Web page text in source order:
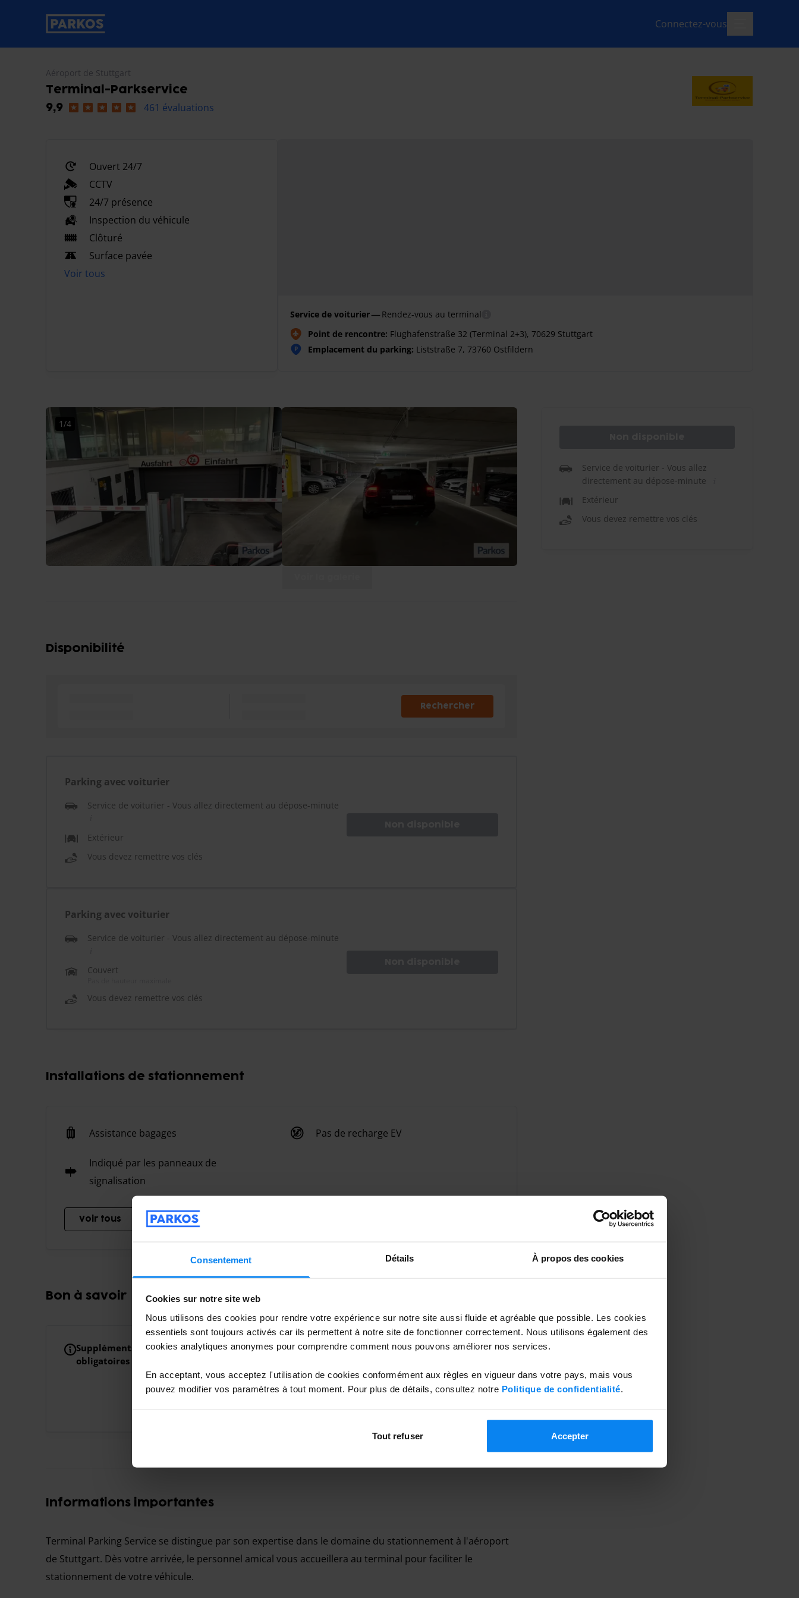
Consentement Détails À propos des cookies
Cookies sur notre site web
Nous utilisons des cookies pour rendre votre expérience sur notre site aussi fluide et agréable que possible. Les cookies
essentiels sont toujours activés car ils permettent à notre site de fonctionner correctement. Nous utilisons également des
cookies analytiques anonymes pour comprendre comment nous pouvons améliorer nos services.
En acceptant, vous acceptez l'utilisation de cookies conformément aux règles en vigueur dans votre pays, mais vous
pouvez modifier vos paramètres à tout moment. Pour plus de détails, consultez notre Politique de confidentialité.
Tout refuser Accepter
étiquette-de-navigation-principale Connectez-vous
Aéroport de Stuttgart
Terminal-Parkservice
9,9
461 évaluations
Ouvert 24/7
CCTV
24/7 présence
Inspection du véhicule
Clôturé
Surface pavée
Voir tous
Service de voiturier— Rendez-vous au terminal
Point de rencontre: Flughafenstraße 32 (Terminal 2+3), 70629 Stuttgart
P Emplacement du parking: Liststraße 7, 73760 Ostfildern
1/4
Disponibilité
Rechercher
Parking avec voiturier
Service de voiturier - Vous allez directement au dépose-minute
Extérieur
Vous devez remettre vos clés
Parking avec voiturier
Service de voiturier - Vous allez directement au dépose-minute
Couvert
Vous devez remettre vos clés
Installations de stationnement
Assistance bagages Pas de recharge EV
Indiqué par les panneaux de
signalisation
Voir tous
Bon à savoir
Suppléments
obligatoires
Frais de nuit
service pendant ces heures.
Arrivée de 22:00 à 06:00 est de 15,00 €
Informations importantes
Terminal Parking Service se distingue par son expertise dans le domaine du stationnement à l'aéroport
de Stuttgart. Dès votre arrivée, le personnel amical vous accueillera au terminal pour faciliter le
stationnement de votre véhicule.
Service de voiturier - Vous allez
directement au dépose-minute
Extérieur
Vous devez remettre vos clés